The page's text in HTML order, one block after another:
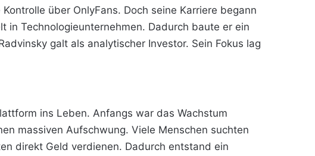
über OnlyFans. Doch seine Karriere begann
in Technologieunternehmen. Dadurch baute er ein
galt als analytischer Investor. Sein Fokus lag
ins Leben. Anfangs war das Wachstum
massiven Aufschwung. Viele Menschen suchten
direkt Geld verdienen. Dadurch entstand ein